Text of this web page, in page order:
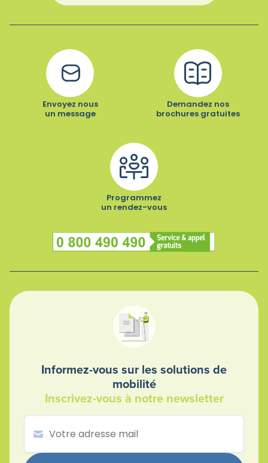
Envoyez nous
un message
Demandez nos
brochures gratuites
Programmez
un rendez-vous
Informez-vous sur les solutions de
mobilité
Inscrivez-vous à notre newsletter